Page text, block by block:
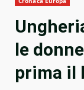
le
prima il